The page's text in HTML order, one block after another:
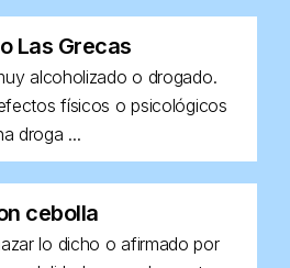
Las Grecas
alcoholizado o drogado.
físicos o psicológicos
droga ...
cebolla
lo dicho o afirmado por